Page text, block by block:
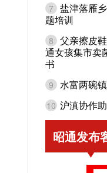
7 盐津落雁
题培训
8 父亲擦皮
通女孩集市卖
书
9 水富两碗
10 沪滇协作
昭通发布